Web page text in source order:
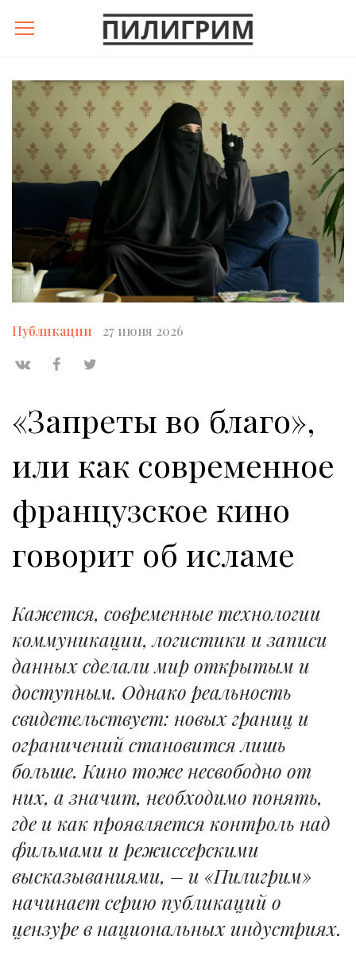
Публикации 27 июня 2026
«Запреты во благо»,
или как современное
французское кино
говорит об исламе
Кажется, современные технологии
коммуникации, логистики и записи
данных сделали мир открытым и
доступным. Однако реальность
свидетельствует: новых границ и
ограничений становится лишь
больше. Кино тоже несвободно от
них, а значит, необходимо понять,
где и как проявляется контроль над
фильмами и режиссерскими
высказываниями, – и «Пилигрим»
начинает серию публикаций о
цензуре в национальных индустриях.